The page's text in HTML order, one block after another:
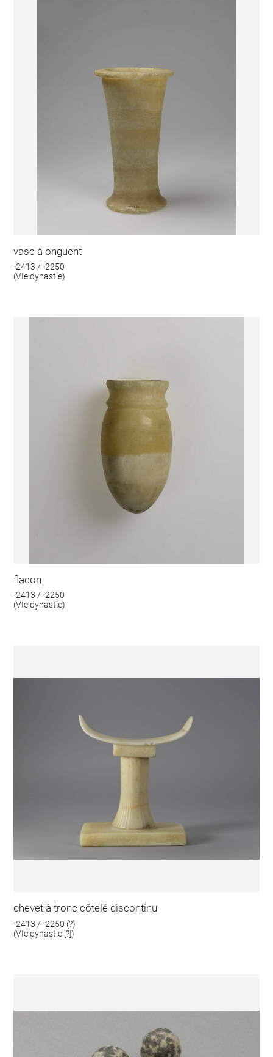
vase à onguent
-2413 / -2250
(VIe dynastie)
flacon
-2413 / -2250
(VIe dynastie)
chevet à tronc côtelé discontinu
-2413 / -2250 (?)
(VIe dynastie [?])